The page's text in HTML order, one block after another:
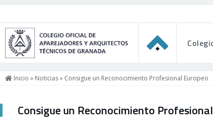
Inicio » Noticias» Consigue un Reconocimiento Profesional Europeo
Consigue un Reconocimiento